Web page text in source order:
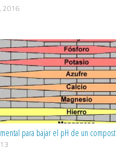
2016
para bajar el pH de un compost